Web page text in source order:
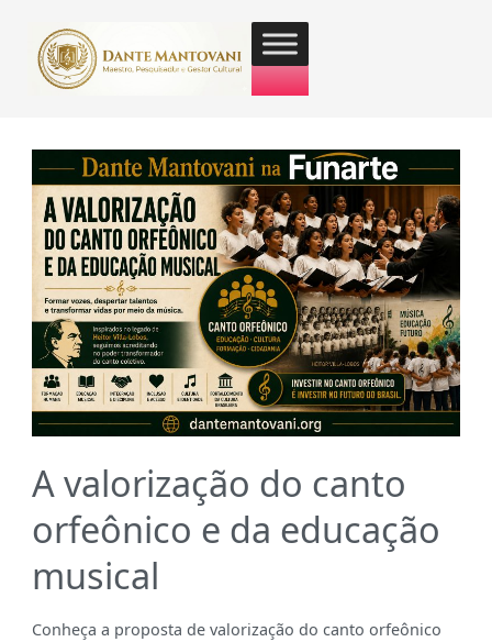
A valorização do canto
orfeônico e da educação
musical
Conheça a proposta de valorização do canto orfeônico